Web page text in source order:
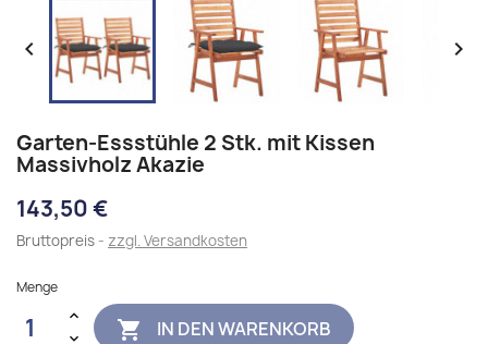
 
Garten-Essstühle 2 Stk. mit Kissen
Massivholz Akazie
143,50 €
Bruttopreis zzgl. Versandkosten
Menge
 IN DEN WARENKORB